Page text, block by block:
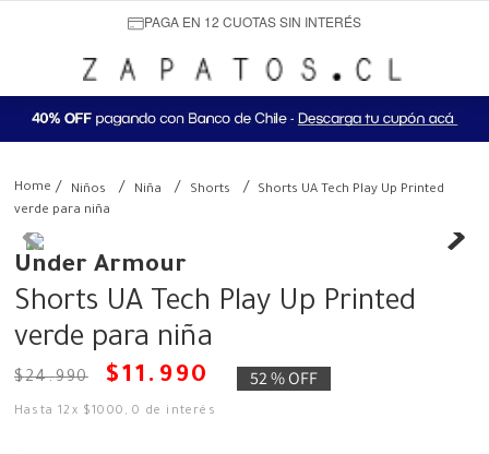
PAGA EN 12 CUOTAS SIN INTERÉS
Niños Niña Shorts
Shorts UA Tech Play Up Printed
verde para niña
Under Armour
Shorts UA Tech Play Up Printed
verde para niña
$24.990 $11 . 990 52 %OFF
Hasta12 x $1000 ,0 de interés